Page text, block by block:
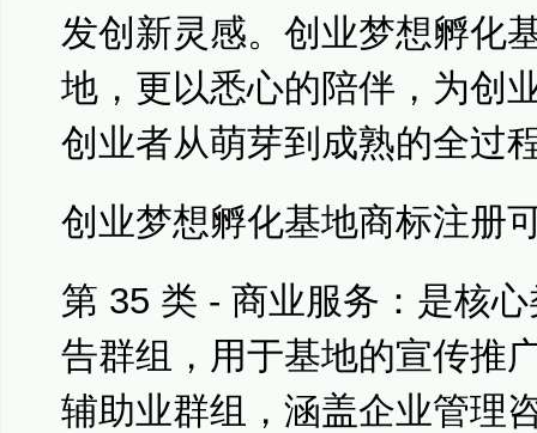
发创新灵感。创业梦想孵化
地，更以悉心的陪伴，为创
创业者从萌芽到成熟的全过
创业梦想孵化基地商标注册
第 35 类 - 商业服务：是核
告群组，用于基地的宣传推
辅助业群组，涵盖企业管理